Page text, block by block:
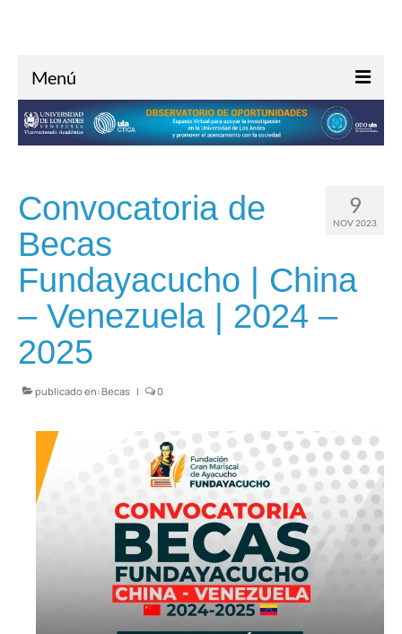
Menú
Inicio
Oportunidades
Noticias
Contacto
9
NOV 2023
Convocatoria de
Becas
Fundayacucho | China
– Venezuela | 2024 –
2025
publicado en:Becas | 0